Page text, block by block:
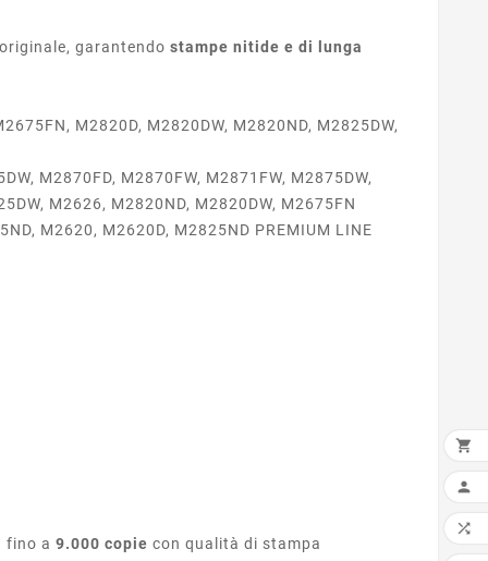
garantendo stampe nitide e di lunga
M2820D, M2820DW, M2820ND, M2825DW,
M2870FD, M2870FW, M2871FW, M2875DW,
M2626, M2820ND, M2820DW, M2675FN
M2620, M2620D, M2825ND PREMIUM LINE
fino a 9.000 copie con qualità di stampa


